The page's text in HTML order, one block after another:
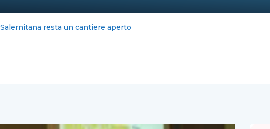
Capaccio: Paolino ordina, si indaghi sui consiglieri proprietari